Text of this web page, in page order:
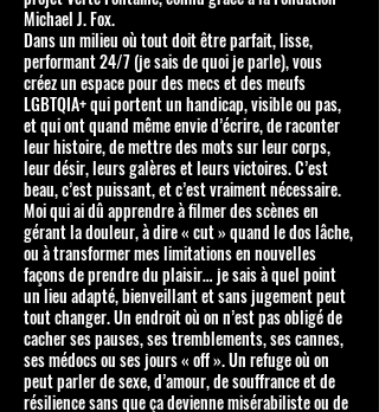
Michael J. Fox.
Dans un milieu où tout doit être parfait, lisse,
performant 24/7 (je sais de quoi je parle), vous
créez un espace pour des mecs et des meufs
LGBTQIA+ qui portent un handicap, visible ou pas,
et qui ont quand même envie d’écrire, de raconter
leur histoire, de mettre des mots sur leur corps,
leur désir, leurs galères et leurs victoires. C’est
beau, c’est puissant, et c’est vraiment nécessaire.
Moi qui ai dû apprendre à filmer des scènes en
gérant la douleur, à dire « cut » quand le dos lâche,
ou à transformer mes limitations en nouvelles
façons de prendre du plaisir… je sais à quel point
un lieu adapté, bienveillant et sans jugement peut
tout changer. Un endroit où on n’est pas obligé de
cacher ses pauses, ses tremblements, ses cannes,
ses médocs ou ses jours « off ». Un refuge où on
peut parler de sexe, d’amour, de souffrance et de
résilience sans que ça devienne misérabiliste ou de